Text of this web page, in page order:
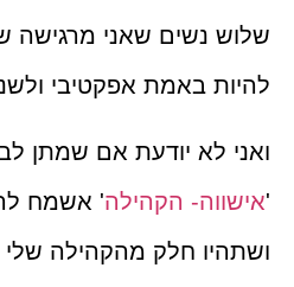
שלוש נשים שאני מרגישה
להיות באמת אפקטיבי
ואני לא יודעת אם שמתן
'אישווה- הקהילה' אשמח
ושתהיו חלק מהקהילה שלי